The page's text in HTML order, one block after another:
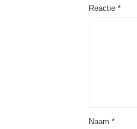
Reactie *
Naam *